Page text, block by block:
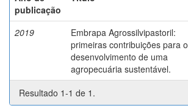
publicação
2019
Embrapa Agrossilvipastoril:
primeiras contribuições para o
desenvolvimento de uma
agropecuária sustentável.
Resultado 1-1 de 1.